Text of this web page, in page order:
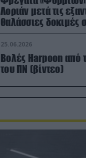
Λοριάν μετά τις
θαλάσσιες δοκιμές στον
απαιτητικό Βισκαϊκό
25.06.2026
Βολές Harpoon από
του ΠΝ (βίντεο)